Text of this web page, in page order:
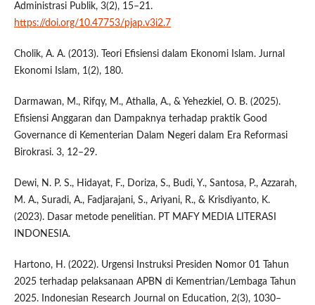
Administrasi Publik, 3(2), 15–21.
https://doi.org/10.47753/pjap.v3i2.7
Cholik, A. A. (2013). Teori Efisiensi dalam Ekonomi Islam. Jurnal
Ekonomi Islam, 1(2), 180.
Darmawan, M., Rifqy, M., Athalla, A., & Yehezkiel, O. B. (2025).
Efisiensi Anggaran dan Dampaknya terhadap praktik Good
Governance di Kementerian Dalam Negeri dalam Era Reformasi
Birokrasi. 3, 12–29.
Dewi, N. P. S., Hidayat, F., Doriza, S., Budi, Y., Santosa, P., Azzarah,
M. A., Suradi, A., Fadjarajani, S., Ariyani, R., & Krisdiyanto, K.
(2023). Dasar metode penelitian. PT MAFY MEDIA LITERASI
INDONESIA.
Hartono, H. (2022). Urgensi Instruksi Presiden Nomor 01 Tahun
2025 terhadap pelaksanaan APBN di Kementrian/Lembaga Tahun
2025. Indonesian Research Journal on Education, 2(3), 1030–